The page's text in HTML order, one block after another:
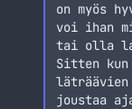
on myös
voi ihan
tai olla
Sitten kun
joustaa